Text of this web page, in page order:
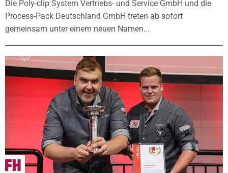
Die Poly-clip System Vertriebs- und Service GmbH und die
Process-Pack Deutschland GmbH treten ab sofort
gemeinsam unter einem neuen Namen...